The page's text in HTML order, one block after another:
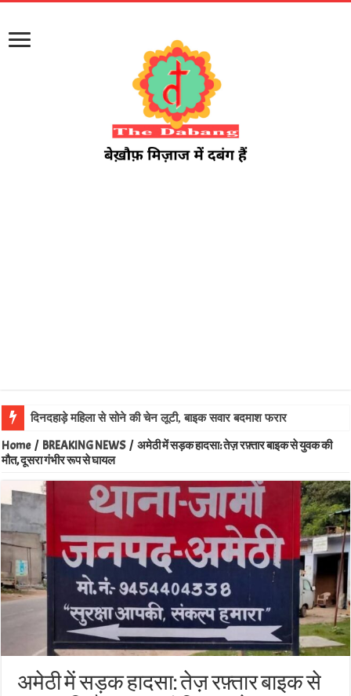
दिनदहाड़े महिला से सोने की चेन लूटी, बाइक सवार बदमाश फरार
Home / BREAKING NEWS / अमेठी में सड़क हादसा: तेज़ रफ़्तार बाइक से युवक की
मौत, दूसरा गंभीर रूप से घायल
अमेठी में सड़क हादसा: तेज़ रफ़्तार बाइक से